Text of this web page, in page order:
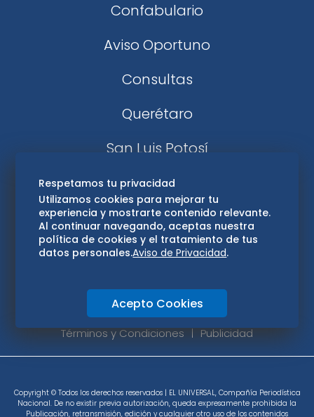
Confabulario
Aviso Oportuno
Consultas
Querétaro
San Luis Potosí
Edomex
Consultas
Hidalgo
Oaxaca
Aviso de privacidad
Directorio
Términos y Condiciones
Publicidad
Copyright © Todos los derechos reservados | EL UNIVERSAL, Compañía Periodística
Nacional. De no existir previa autorización, queda expresamente prohibida la
Publicación, retransmisión, edición y cualquier otro uso de los contenidos
Respetamos tu privacidad
Utilizamos cookies para mejorar tu
experiencia y mostrarte contenido relevante.
Al continuar navegando, aceptas nuestra
política de cookies y el tratamiento de tus
datos personales.Aviso de Privacidad.
Acepto Cookies